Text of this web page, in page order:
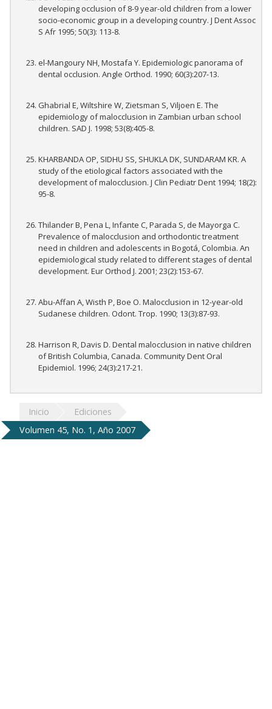
developing occlusion of 8-9 year-old children from a lower
socio-economic group in a developing country. J Dent Assoc
S Afr 1995; 50(3): 113-8.
el-Mangoury NH, Mostafa Y. Epidemiologic panorama of
dental occlusion. Angle Orthod. 1990; 60(3):207-13.
Ghabrial E, Wiltshire W, Zietsman S, Viljoen E. The
epidemiology of malocclusion in Zambian urban school
children. SAD J. 1998; 53(8):405-8.
KHARBANDA OP, SIDHU SS, SHUKLA DK, SUNDARAM KR. A
study of the etiological factors associated with the
development of malocclusion. J Clin Pediatr Dent 1994; 18(2):
95-8.
Thilander B, Pena L, Infante C, Parada S, de Mayorga C.
Prevalence of malocclusion and orthodontic treatment
need in children and adolescents in Bogotá, Colombia. An
epidemiological study related to different stages of dental
development. Eur Orthod J. 2001; 23(2):153-67.
Abu-Affan A, Wisth P, Boe O. Malocclusion in 12-year-old
Sudanese children. Odont. Trop. 1990; 13(3):87-93.
Harrison R, Davis D. Dental malocclusion in native children
of British Columbia, Canada. Community Dent Oral
Epidemiol. 1996; 24(3):217-21.
Inicio
Ediciones
Volumen 45, No. 1, Año 2007